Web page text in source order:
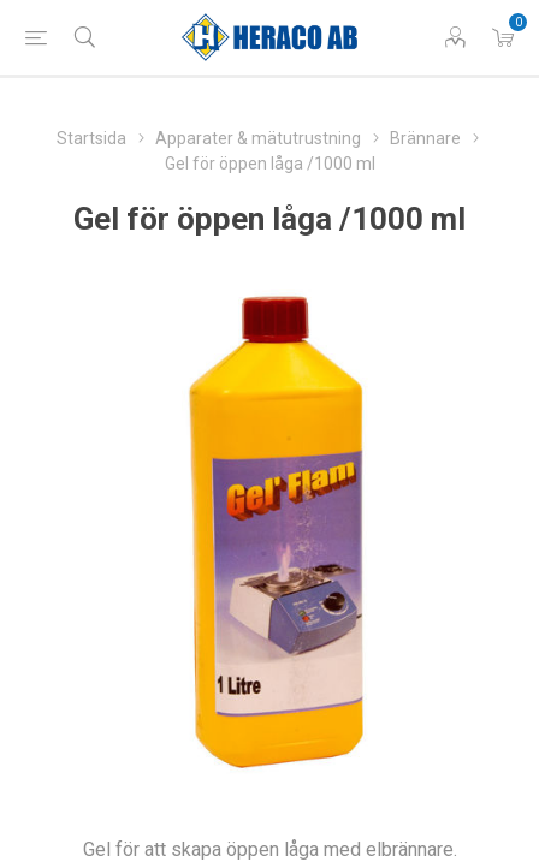
0
Startsida Apparater & mätutrustning
Brännare
Gel för öppen låga /1000 ml
Gel för öppen låga /1000 ml
Gel för att skapa öppen låga med elbrännare.